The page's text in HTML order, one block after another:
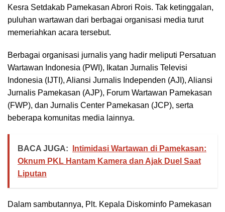
Kesra Setdakab Pamekasan Abrori Rois. Tak ketinggalan,
puluhan wartawan dari berbagai organisasi media turut
memeriahkan acara tersebut.
Berbagai organisasi jurnalis yang hadir meliputi Persatuan
Wartawan Indonesia (PWI), Ikatan Jurnalis Televisi
Indonesia (IJTI), Aliansi Jurnalis Independen (AJI), Aliansi
Jurnalis Pamekasan (AJP), Forum Wartawan Pamekasan
(FWP), dan Jurnalis Center Pamekasan (JCP), serta
beberapa komunitas media lainnya.
BACA JUGA:
Intimidasi Wartawan di Pamekasan:
Oknum PKL Hantam Kamera dan Ajak Duel Saat
Liputan
Dalam sambutannya, Plt. Kepala Diskominfo Pamekasan